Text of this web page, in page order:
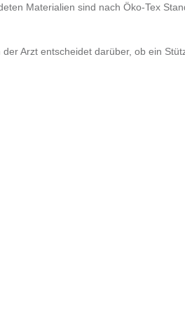
Materialien sind nach Öko-Tex
Arzt entscheidet darüber, ob ein